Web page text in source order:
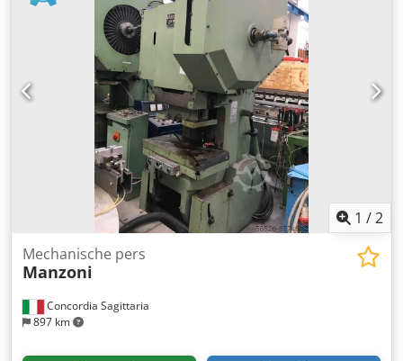
1 /2
Concordia Sagittaria
897 km
Mechanische pers
Manzoni